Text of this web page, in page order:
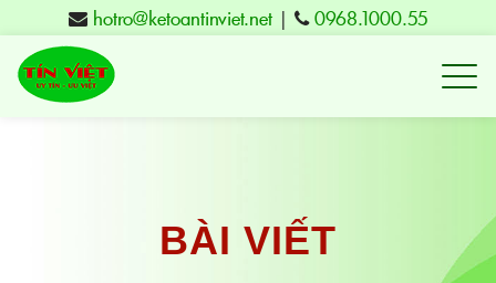
hotro@ketoantinviet.net| 0968.1000.55
Kế
Phú
Yên
BÀI VIẾT